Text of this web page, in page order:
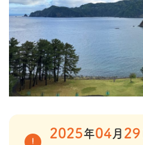
2025年04 月 29